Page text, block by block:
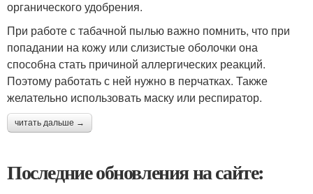
органического удобрения.
При работе с табачной пылью важно помнить, что при
попадании на кожу или слизистые оболочки она
способна стать причиной аллергических реакций.
Поэтому работать с ней нужно в перчатках. Также
желательно использовать маску или респиратор.
читать дальше →
Последние обновления на сайте: